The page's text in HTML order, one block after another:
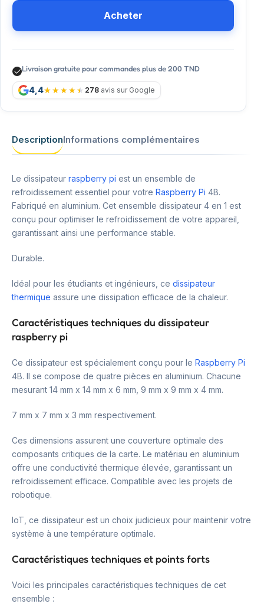
Acheter
Livraison gratuite pour commandes plus de 200 TND
4,4 278 avis sur Google
DescriptionInformations complémentaires
Le dissipateur raspberry pi est un ensemble de
refroidissement essentiel pour votre Raspberry Pi 4B.
Fabriqué en aluminium. Cet ensemble dissipateur 4 en 1 est
conçu pour optimiser le refroidissement de votre appareil,
garantissant ainsi une performance stable.
Durable.
Idéal pour les étudiants et ingénieurs, ce dissipateur
thermique assure une dissipation efficace de la chaleur.
Caractéristiques techniques du dissipateur
raspberry pi
Ce dissipateur est spécialement conçu pour le Raspberry Pi
4B. Il se compose de quatre pièces en aluminium. Chacune
mesurant 14 mm x 14 mm x 6 mm, 9 mm x 9 mm x 4 mm.
7 mm x 7 mm x 3 mm respectivement.
Ces dimensions assurent une couverture optimale des
composants critiques de la carte. Le matériau en aluminium
offre une conductivité thermique élevée, garantissant un
refroidissement efficace. Compatible avec les projets de
robotique.
IoT, ce dissipateur est un choix judicieux pour maintenir votre
système à une température optimale.
Caractéristiques techniques et points forts
Voici les principales caractéristiques techniques de cet
ensemble :